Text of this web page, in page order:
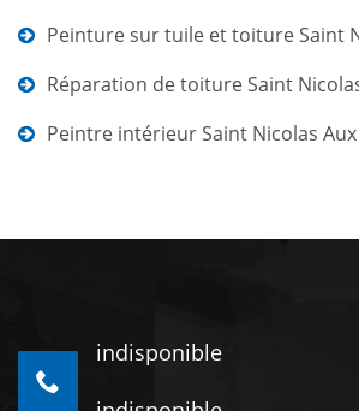
Peinture sur tuile et toiture Saint
Réparation de toiture Saint
Peintre intérieur Saint Nicolas
indisponible